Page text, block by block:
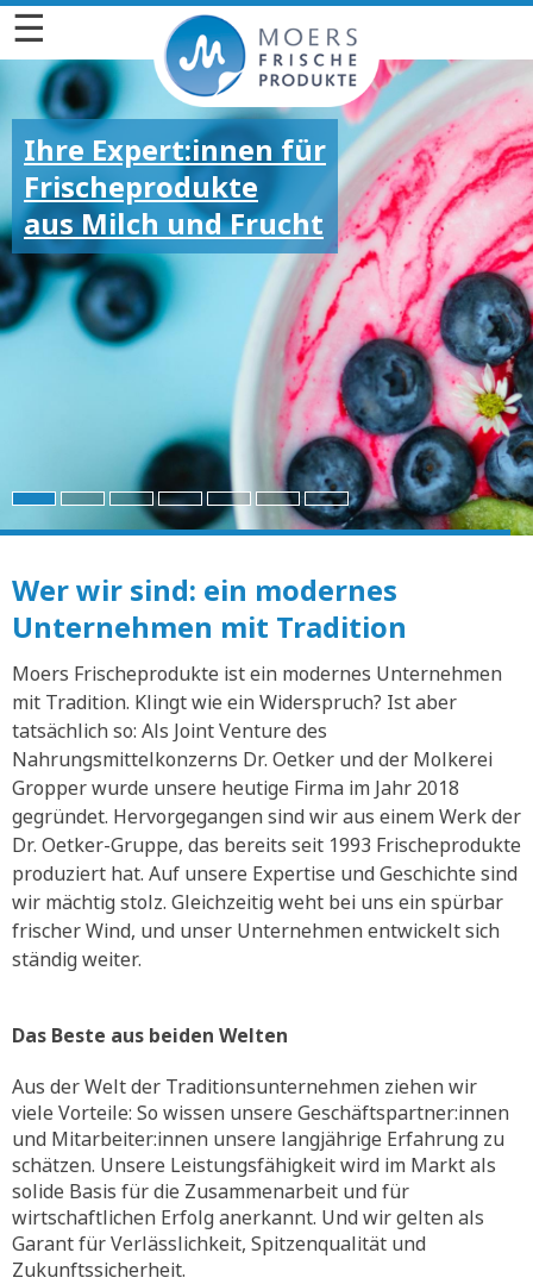
☰
Ihre Expert:innen für
Frischeprodukte
aus Milch und Frucht
Für die großen und
kleinen Emotionen
Wer wir sind: ein modernes
Unternehmen mit Tradition
Moers Frischeprodukte ist ein modernes Unternehmen
mit Tradition. Klingt wie ein Widerspruch? Ist aber
tatsächlich so: Als Joint Venture des
Nahrungsmittelkonzerns Dr. Oetker und der Molkerei
Gropper wurde unsere heutige Firma im Jahr 2018
gegründet. Hervorgegangen sind wir aus einem Werk der
Dr. Oetker-Gruppe, das bereits seit 1993 Frischeprodukte
produziert hat. Auf unsere Expertise und Geschichte sind
wir mächtig stolz. Gleichzeitig weht bei uns ein spürbar
frischer Wind, und unser Unternehmen entwickelt sich
ständig weiter.
Das Beste aus beiden Welten
Aus der Welt der Traditionsunternehmen ziehen wir
viele Vorteile: So wissen unsere Geschäftspartner:innen
und Mitarbeiter:innen unsere langjährige Erfahrung zu
schätzen. Unsere Leistungsfähigkeit wird im Markt als
solide Basis für die Zusammenarbeit und für
wirtschaftlichen Erfolg anerkannt. Und wir gelten als
Garant für Verlässlichkeit, Spitzenqualität und
Zukunftssicherheit.